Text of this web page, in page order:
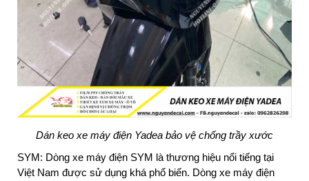
Dán keo xe máy điện Yadea bảo vệ chống trầy xước
SYM: Dòng xe máy điện SYM là thương hiệu nổi tiếng tại
Việt Nam được sử dụng khá phổ biến. Dòng xe máy điện